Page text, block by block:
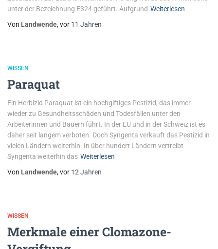
unter der Bezeichnung E324 geführt. Aufgrund Weiterlesen
Von Landwende, vor 11 Jahren
WISSEN
Paraquat
Ein Herbizid Paraquat ist ein hochgiftiges Pestizid, das immer
wieder zu Gesundheitsschäden und Todesfällen unter den
Arbeiterinnen und Bauern führt. In der EU und in der Schweiz ist es
daher seit langem verboten. Doch Syngenta verkauft das Pestizid in
vielen Ländern weiterhin. In über hundert Ländern vertreibt
Syngenta weiterhin das Weiterlesen
Von Landwende, vor 12 Jahren
WISSEN
Merkmale einer Clomazone-